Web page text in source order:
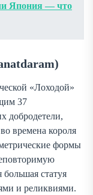
Япония — что
«Лоходой»
37
добродетели,
времена короля
формы
большая статуя
и реликвиями.